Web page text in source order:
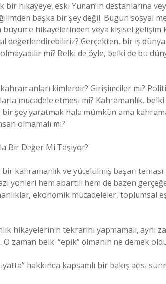
hikayeye, eski Yunan’ın destanlarına
başka bir şey değil. Bugün sosyal
hikayelerinden veya kişisel gelişim
değerlendirebiliriz? Gerçekten, bir iş
mi? Belki de öyle, belki de bu
kimlerdir? Girişimciler mi?
mücadele etmesi mi? Kahramanlık,
şey yaratmak hala mümkün ama
olmamalı mı?
Bir Değer Mi Taşıyor?
kahramanlık ve yüceltilmiş başarı
yönleri hem abartılı hem de bazen
ekonomik mücadeleler, toplumsal
hikayelerinin tekrarını yapmamalı, aynı
O zaman belki “epik” olmanın ne demek
hakkında kapsamlı bir bakış açısı